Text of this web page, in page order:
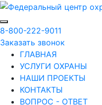
8-800-222-9011
Заказать звонок
ГЛАВНАЯ
УСЛУГИ ОХРАНЫ
НАШИ ПРОЕКТЫ
КОНТАКТЫ
ВОПРОС - ОТВЕТ